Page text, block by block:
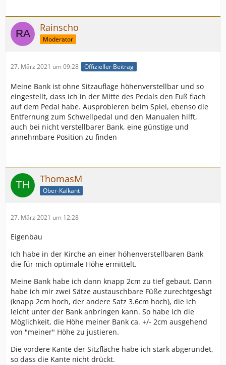
Rainscho
Moderator
27. März 2021 um 09:28 Offizieller Beitrag
Meine Bank ist ohne Sitzauflage höhenverstellbar und so
eingestellt, dass ich in der Mitte des Pedals den Fuß flach
auf dem Pedal habe. Ausprobieren beim Spiel, ebenso die
Entfernung zum Schwellpedal und den Manualen hilft,
auch bei nicht verstellbarer Bank, eine günstige und
annehmbare Position zu finden
ThomasM
Ober-Kalkant
27. März 2021 um 12:28
Eigenbau
Ich habe in der Kirche an einer höhenverstellbaren Bank
die für mich optimale Höhe ermittelt.
Meine Bank habe ich dann knapp 2cm zu tief gebaut. Dann
habe ich mir zwei Sätze austauschbare Füße zurechtgesägt
(knapp 2cm hoch, der andere Satz 3.6cm hoch), die ich
leicht unter der Bank anbringen kann. So habe ich die
Möglichkeit, die Höhe meiner Bank ca. +/- 2cm ausgehend
von "meiner" Höhe zu justieren.
Die vordere Kante der Sitzfläche habe ich stark abgerundet,
so dass die Kante nicht drückt.